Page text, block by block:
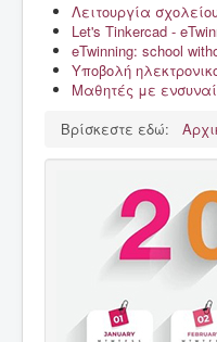
Εκπαιδευτικοί
Έντυπα
Σύλλογος γονέων &
Λειτουργία
Let's Tinkercad -
eTwinning: school
Υποβολή
Μαθητές με
Βρίσκεστε εδώ: